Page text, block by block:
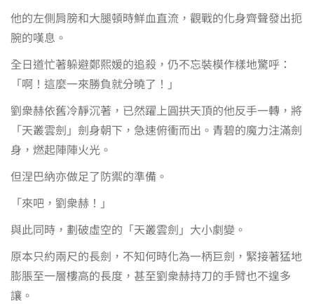
他的左側肩膀和大腿頓時鮮血直流，觀戰的化身齊聲發出扼
腕的嘆息。
全日道忙著躲避鄭熙媛的追殺，仍不忘裝模作樣地驚呼：
「啊！這麼一來勝負就分曉了！」
劉衆赫依舊冷靜沉著，已然躍上圓拱天頂的他反手一轉，將
「天叢雲劍」劍身朝下，急速俯衝而出。青碧的魔力注滿劍
身，燃起陣陣火光。
但涅巴納亦做足了防禦的準備。
「來吧，劉衆赫！」
與此同時，劃破虛空的「天叢雲劍」大小劇變。
原本只約兩尺的長劍，不知何時化為一柄巨劍，緊接著猛地
膨脹至一層樓高的長度，甚至劉衆赫持刀的手臂也不遑多
讓。